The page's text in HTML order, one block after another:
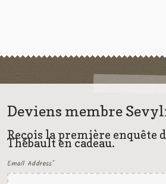
Deviens membre
Reçois la première enquête
Thébault en cadeau.
Email Address*